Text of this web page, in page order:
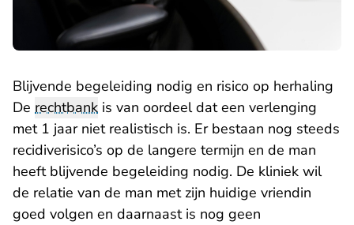
Blijvende begeleiding nodig en risico op herhaling
De rechtbank is van oordeel dat een verlenging
met 1 jaar niet realistisch is. Er bestaan nog steeds
recidiverisico’s op de langere termijn en de man
heeft blijvende begeleiding nodig. De kliniek wil
de relatie van de man met zijn huidige vriendin
goed volgen en daarnaast is nog geen